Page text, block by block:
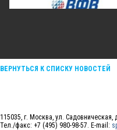
ВЕРНУТЬСЯ К СПИСКУ НОВОСТЕЙ
115035, г. Москва, ул. Садовническая,
Тел./факс: +7 (495) 980-98-57. E-mail: